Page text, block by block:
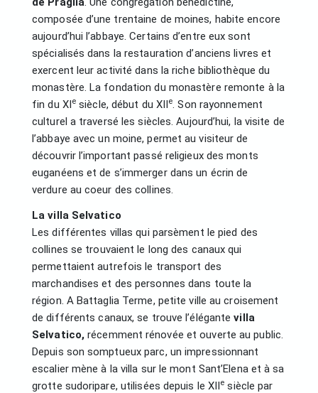
composée d’une trentaine de moines, habite encore
aujourd’hui l’abbaye. Certains d’entre eux sont
spécialisés dans la restauration d’anciens livres et
exercent leur activité dans la riche bibliothèque du
monastère. La fondation du monastère remonte à la
fin du XIe siècle, début du XIIe . Son rayonnement
culturel a traversé les siècles. Aujourd’hui, la visite de
l’abbaye avec un moine, permet au visiteur de
découvrir l’important passé religieux des monts
euganéens et de s’immerger dans un écrin de
verdure au coeur des collines.
La villa Selvatico
Les différentes villas qui parsèment le pied des
collines se trouvaient le long des canaux qui
permettaient autrefois le transport des
marchandises et des personnes dans toute la
région. A Battaglia Terme, petite ville au croisement
de différents canaux, se trouve l’élégantevilla
Selvatico, récemment rénovée et ouverte au public.
Depuis son somptueux parc, un impressionnant
escalier mène à la villa sur le mont Sant’Elena et à sa
grotte sudoripare, utilisées depuis le XIIe siècle par